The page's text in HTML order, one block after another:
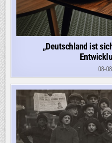
„Deutschland ist
08-